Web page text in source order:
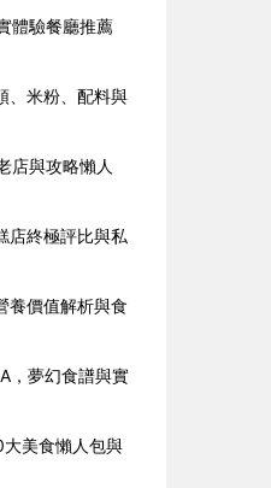
體驗餐廳推薦
、米粉、配料與
店與攻略懶人
店終極評比與私
養價值解析與食
，夢幻食譜與實
美食懶人包與